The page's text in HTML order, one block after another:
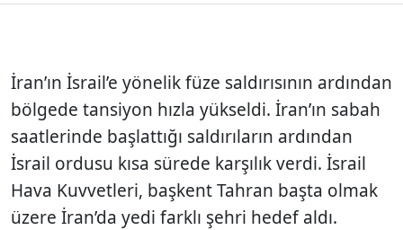
İran’ın İsrail’e yönelik füze saldırısının ardından
bölgede tansiyon hızla yükseldi. İran’ın sabah
saatlerinde başlattığı saldırıların ardından
İsrail ordusu kısa sürede karşılık verdi. İsrail
Hava Kuvvetleri, başkent Tahran başta olmak
üzere İran’da yedi farklı şehri hedef aldı.